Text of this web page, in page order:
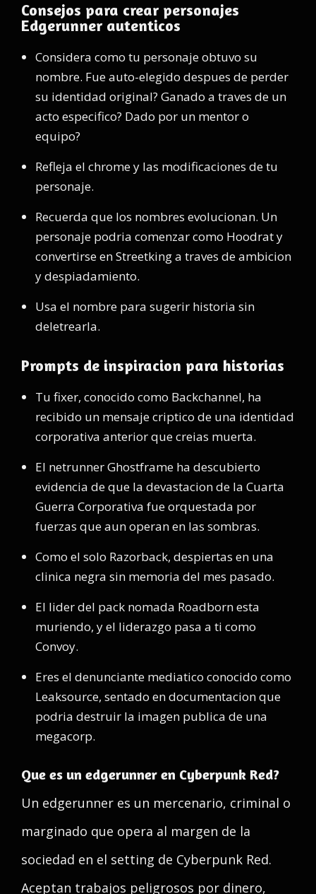
Consejos para crear personajes
Edgerunner autenticos
Considera como tu personaje obtuvo su
nombre. Fue auto-elegido despues de perder
su identidad original? Ganado a traves de un
acto especifico? Dado por un mentor o
equipo?
Refleja el chrome y las modificaciones de tu
personaje.
Recuerda que los nombres evolucionan. Un
personaje podria comenzar como Hoodrat y
convertirse en Streetking a traves de ambicion
y despiadamiento.
Usa el nombre para sugerir historia sin
deletrearla.
Prompts de inspiracion para historias
Tu fixer, conocido como Backchannel, ha
recibido un mensaje criptico de una identidad
corporativa anterior que creias muerta.
El netrunner Ghostframe ha descubierto
evidencia de que la devastacion de la Cuarta
Guerra Corporativa fue orquestada por
fuerzas que aun operan en las sombras.
Como el solo Razorback, despiertas en una
clinica negra sin memoria del mes pasado.
El lider del pack nomada Roadborn esta
muriendo, y el liderazgo pasa a ti como
Convoy.
Eres el denunciante mediatico conocido como
Leaksource, sentado en documentacion que
podria destruir la imagen publica de una
megacorp.
Que es un edgerunner en Cyberpunk Red?
Un edgerunner es un mercenario, criminal o
marginado que opera al margen de la
sociedad en el setting de Cyberpunk Red.
Aceptan trabajos peligrosos por dinero,